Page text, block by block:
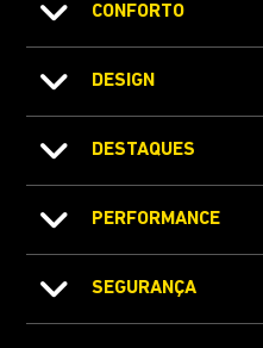
CONFORTO
DESIGN
DESTAQUES
PERFORMANCE
SEGURANÇA